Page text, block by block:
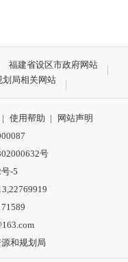
福建省设区市政府网站
划局相关网站
| 使用帮助 |
网站声明
号
-5
和规划局